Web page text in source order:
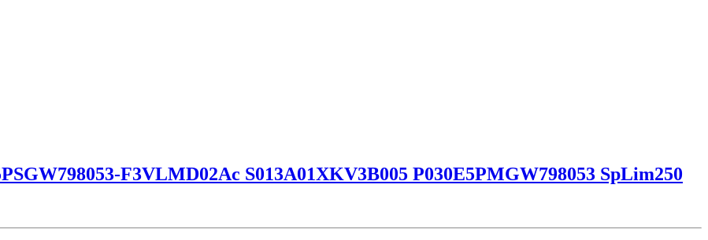
F3VLMD02Ac S013A01XKV3B005 P030E5PMGW798053 SpLim250